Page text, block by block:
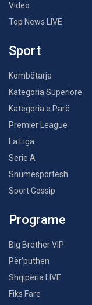
Video
Top News LIVE
Sport
Kombëtarja
Kategoria Superiore
Kategoria e Parë
Premier League
La Liga
Serie A
Shumësportësh
Sport Gossip
Programe
Big Brother VIP
Për’puthen
Shqipëria LIVE
Fiks Fare